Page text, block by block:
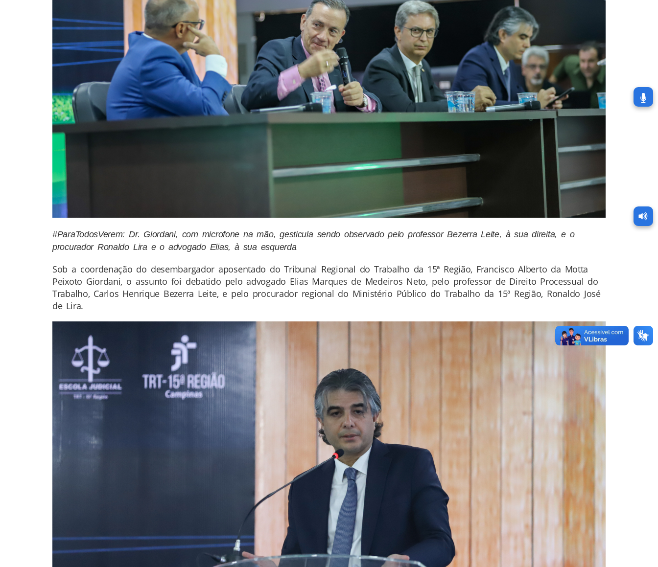
#ParaTodosVerem: Dr. Giordani, com microfone na mão, gesticula sendo observado pelo professor Bezerra Leite, à sua direita, e o
procurador Ronaldo Lira e o advogado Elias, à sua esquerda
Sob a coordenação do desembargador aposentado do Tribunal Regional do Trabalho da 15ª Região, Francisco Alberto da Motta
Peixoto Giordani, o assunto foi debatido pelo advogado Elias Marques de Medeiros Neto, pelo professor de Direito Processual do
Trabalho, Carlos Henrique Bezerra Leite, e pelo procurador regional do Ministério Público do Trabalho da 15ª Região, Ronaldo José
de Lira.